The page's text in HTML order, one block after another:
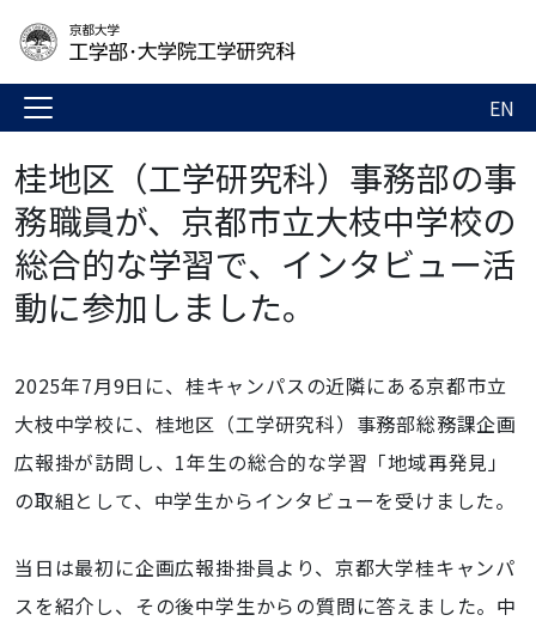
EN
桂地区（工学研究科）事務部の事
務職員が、京都市立大枝中学校の
総合的な学習で、インタビュー活
動に参加しました。
2025年7月9日に、桂キャンパスの近隣にある京都市立
大枝中学校に、桂地区（工学研究科）事務部総務課企画
広報掛が訪問し、1年生の総合的な学習「地域再発見」
の取組として、中学生からインタビューを受けました。
当日は最初に企画広報掛掛員より、京都大学桂キャンパ
スを紹介し、その後中学生からの質問に答えました。中